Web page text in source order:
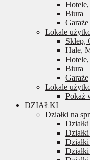
Biura
Garaże
Lokale
Sklep,
Hale,
Biura
Garaże
Lokale
Pokaż
DZIAŁKI
Działki na